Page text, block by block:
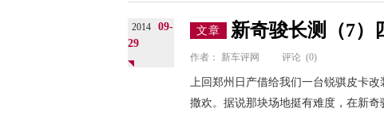
2014
09-
29
文章 新奇骏长测（7）
作者： 新车评网 评论 (0)
上回郑州日产借给我们一台锐骐皮卡
撒欢。据说那块场地挺有难度，在新